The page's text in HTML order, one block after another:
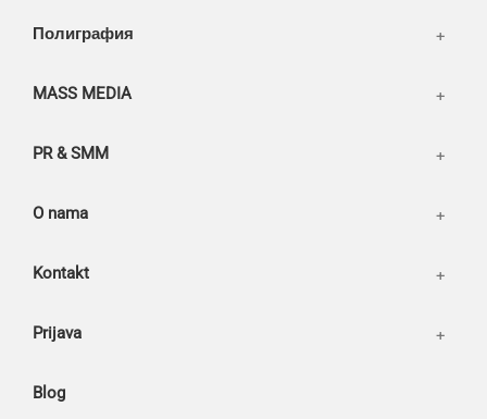
Полиграфия
MASS MEDIA
PR & SMM
O nama
Our works
Kontakt
Prijava
Blog